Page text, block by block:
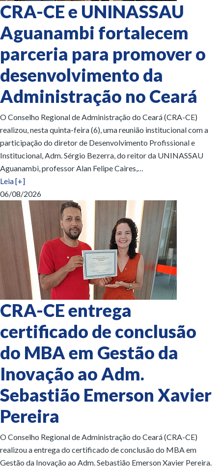
CRA-CE e UNINASSAU
Aguanambi fortalecem
parceria para promover o
desenvolvimento da
Administração no Ceará
O Conselho Regional de Administração do Ceará (CRA-CE)
realizou, nesta quinta-feira (6), uma reunião institucional com a
participação do diretor de Desenvolvimento Profissional e
Institucional, Adm. Sérgio Bezerra, do reitor da UNINASSAU
Aguanambi, professor Alan Felipe Caires,…
Leia [+]
06/08/2026
CRA-CE entrega
certificado de conclusão
do MBA em Gestão da
Inovação ao Adm.
Sebastião Emerson Xavier
Pereira
O Conselho Regional de Administração do Ceará (CRA-CE)
realizou a entrega do certificado de conclusão do MBA em
Gestão da Inovação ao Adm. Sebastião Emerson Xavier Pereira.